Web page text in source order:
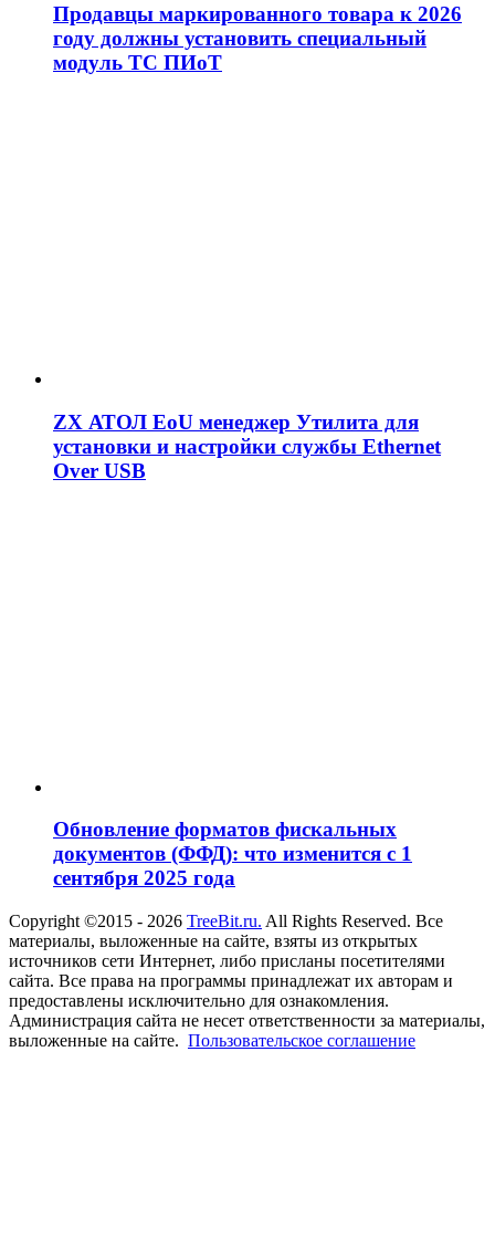
Продавцы маркированного товара к 2026
году должны установить специальный
модуль ТС ПИоТ
ZX АТОЛ EoU менеджер Утилита для
установки и настройки службы Ethernet
Over USB
Обновление форматов фискальных
документов (ФФД): что изменится с 1
сентября 2025 года
Copyright ©2015 - 2026 TreeBit.ru. All Rights Reserved. Все
материалы, выложенные на сайте, взяты из открытых
источников сети Интернет, либо присланы посетителями
сайта. Все права на программы принадлежат их авторам и
предоставлены исключительно для ознакомления.
Администрация сайта не несет ответственности за материалы,
выложенные на сайте. Пользовательское соглашение